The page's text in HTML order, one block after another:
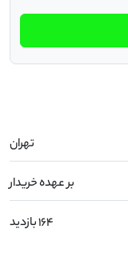
تهران
بر عهده خریدار
164 بازدید